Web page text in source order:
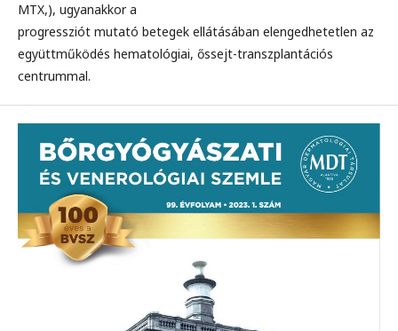
MTX,), ugyanakkor a
progressziót mutató betegek ellátásában elengedhetetlen az
együttműködés hematológiai, őssejt-transzplantációs
centrummal.